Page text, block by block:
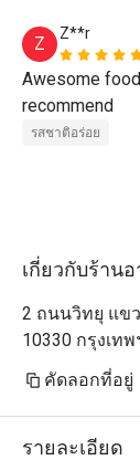
Z
Z**r
Awesome
รสชาติอร่อย
เกี่ยวกับร้าน
2 ถนนวิทยุ แข
10330 กรุงเทพ
คัดลอกที่อยู่
รายละเอียด